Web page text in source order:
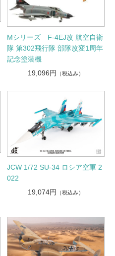
Mシリーズ F-4EJ改 航空自衛
隊 第302飛行隊 部隊改変1周年
記念塗装機
19,096円
（税込み）
JCW 1/72 SU-34 ロシア空軍 2
022
19,074円
（税込み）